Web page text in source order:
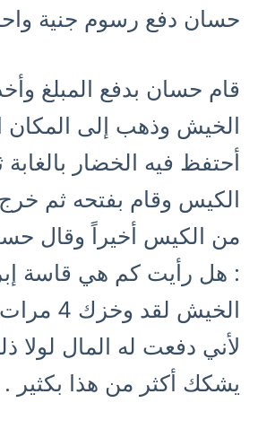
حسان دفع رسوم جنية
قام حسان بدفع المبلغ
الخيش وذهب إلى المكان
أحتفظ فيه الخضار
الكيس وقام بفتحه ثم
من الكيس أخيراً وقال
: هل رأيت كم هي قاسة
الخيش لقد
لأني دفعت له المال لولا
يشكك أكثر من هذا بكثير .